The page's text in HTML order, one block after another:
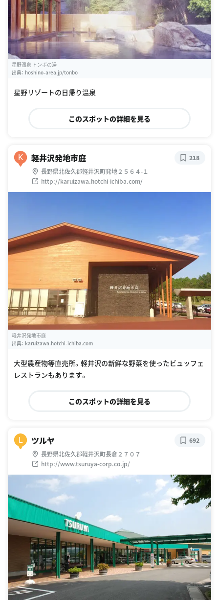
星野温泉 トンボの湯
出典： hoshino-area.jp/tonbo
星野リゾートの日帰り温泉
このスポットの詳細を見る
K 軽井沢発地市庭
長野県北佐久郡軽井沢町発地２５６４-１
http://karuizawa.hotchi-ichiba.com/
218
軽井沢発地市庭
出典： karuizawa.hotchi-ichiba.com
大型農産物等直売所。軽井沢の新鮮な野菜を使ったビュッフェ
レストランもあります。
このスポットの詳細を見る
L ツルヤ
長野県北佐久郡軽井沢町長倉２７０７
http://www.tsuruya-corp.co.jp/
692